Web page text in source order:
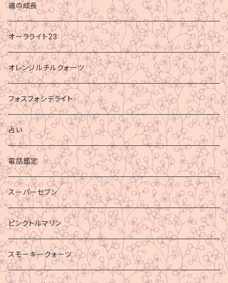
魂の成長
オーラライト23
オレンジルチルクォーツ
フォスフォシデライト
占い
電話鑑定
スーパーセブン
ピンクトルマリン
スモーキークォーツ